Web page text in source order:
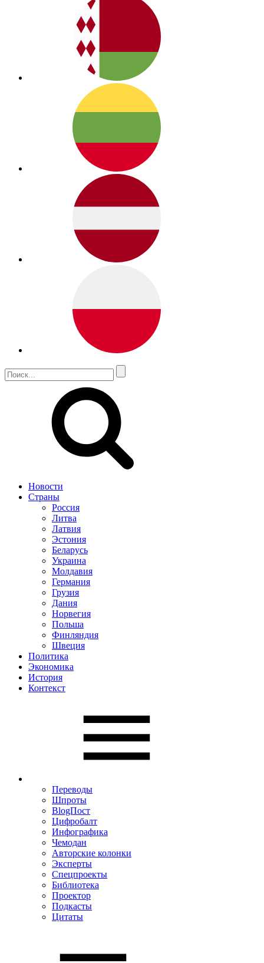
Новости
Страны
Россия
Литва
Латвия
Эстония
Беларусь
Украина
Молдавия
Германия
Грузия
Дания
Норвегия
Польша
Финляндия
Швеция
Политика
Экономика
История
Контекст
Переводы
Шпроты
BlogПост
Цифробалт
Инфографика
Чемодан
Авторские колонки
Эксперты
Спецпроекты
Библиотека
Проектор
Подкасты
Цитаты